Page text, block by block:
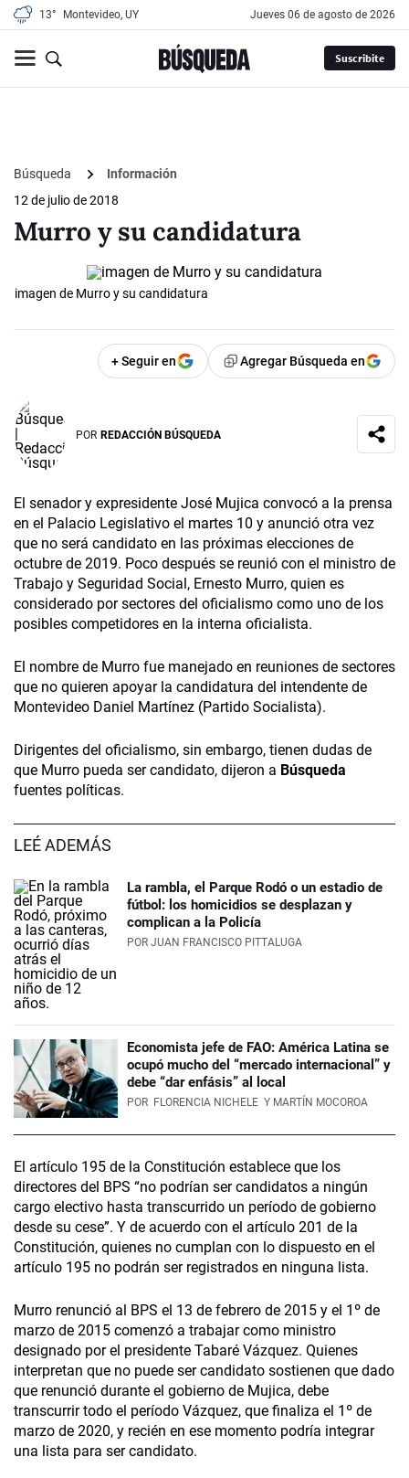
13° Montevideo, UY jueves 06 de agosto de 2026
Suscribite
Búsqueda
Información
12 de julio de 2018
Murro y su candidatura
imagen de Murro y su candidatura
+ Seguir en Agregar Búsqueda en
POR REDACCIÓN BÚSQUEDA
El senador y expresidente José Mujica convocó a la prensa
en el Palacio Legislativo el martes 10 y anunció otra vez
que no será candidato en las próximas elecciones de
octubre de 2019. Poco después se reunió con el ministro de
Trabajo y Seguridad Social, Ernesto Murro, quien es
considerado por sectores del oficialismo como uno de los
posibles competidores en la interna oficialista.
El nombre de Murro fue manejado en reuniones de sectores
que no quieren apoyar la candidatura del intendente de
Montevideo Daniel Martínez (Partido Socialista).
Dirigentes del oficialismo, sin embargo, tienen dudas de
que Murro pueda ser candidato, dijeron a Búsqueda
fuentes políticas.
LEÉ ADEMÁS
La rambla, el Parque Rodó o un estadio de
fútbol: los homicidios se desplazan y
complican a la Policía
POR JUAN FRANCISCO PITTALUGA
Economista jefe de FAO: América Latina se
ocupó mucho del “mercado internacional” y
debe “dar enfásis” al local
POR FLORENCIA NICHELE Y MARTÍN MOCOROA
El artículo 195 de la Constitución establece que los
directores del BPS “no podrían ser candidatos a ningún
cargo electivo hasta transcurrido un período de gobierno
desde su cese”. Y de acuerdo con el artícu­lo 201 de la
Constitución, quienes no cumplan con lo dispuesto en el
artículo 195 no podrán ser registrados en ninguna lista.
Murro renunció al BPS el 13 de febrero de 2015 y el 1º de
marzo de 2015 comenzó a trabajar como ministro
designado por el presidente Tabaré Vázquez. Quienes
interpretan que no puede ser candidato sostienen que dado
que renunció durante el gobierno de Mujica, debe
transcurrir todo el período Vázquez, que finaliza el 1º de
marzo de 2020, y recién en ese momento podría integrar
una lista para ser candidato.